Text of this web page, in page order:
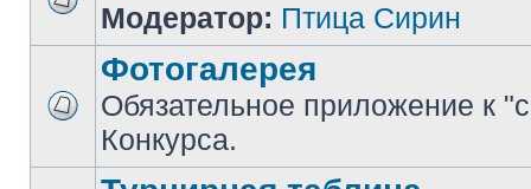
Модератор: Птица Сирин
Фотогалерея
Обязательное приложение к
Конкурса.